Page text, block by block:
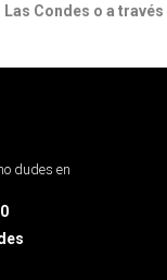
Condes o a través
dudes en